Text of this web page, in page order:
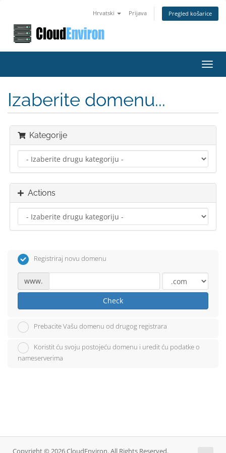
Hrvatski Prijava Pregled košarice
Izaberite domenu...
Kategorije
Actions
Registriraj novu domenu
www.
Check
Prebacite Vašu domenu od drugog registrara
Koristit ću svoju postojeću domenu i uredit ću podatke o
nameserverima
Copyright © 2026 CloudEnviron. All Rights Reserved.